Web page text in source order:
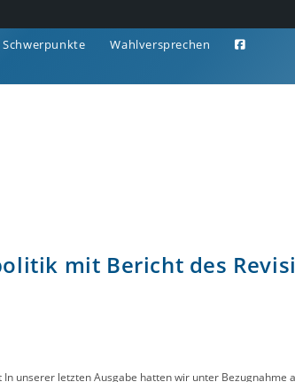
Schwerpunkte Wahlversprechen
mit Bericht des
letzten Ausgabe hatten wir unter Bezugnahme